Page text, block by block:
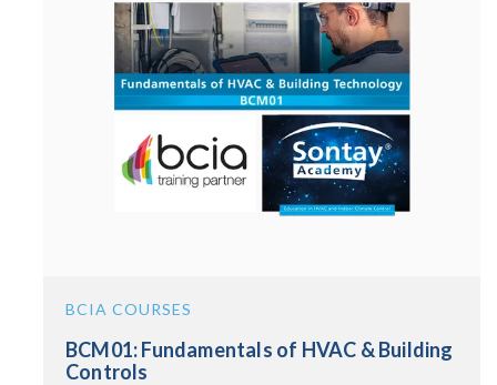
BCIA COURSES
BCM01: Fundamentals of HVAC & Building
Controls